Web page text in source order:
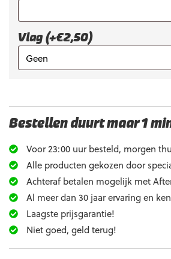
Vlag (+€2,50)
Bestellen duurt maar 1
Voor 23:00 uur besteld, morgen
Alle producten gekozen door
Achteraf betalen mogelijk met
Al meer dan 30 jaar ervaring en
Laagste prijsgarantie!
Niet goed, geld terug!